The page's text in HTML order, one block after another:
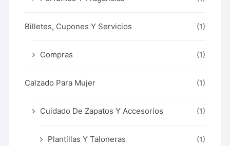
Billetes, Cupones Y Servicios (1)
Compras (1)
Calzado Para Mujer (1)
Cuidado De Zapatos Y Accesorios (1)
Plantillas Y Taloneras (1)